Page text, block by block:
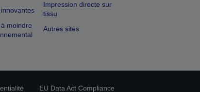
moindre
Impression directe sur
tissu
Autres sites
EU Data Act Compliance